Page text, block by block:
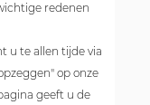
redenen
u te allen tijde via
op onze
geeft u de